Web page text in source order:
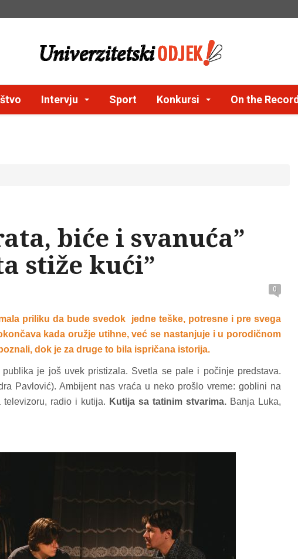
Intervju Sport Konkursi On the Record
biće i svanuća”
stiže kući”
0
priliku da bude svedok jedne teške, potresne i pre svega
kada oružje utihne, već se nastanjuje i u porodičnom
dok je za druge to bila ispričana istorija.
je još uvek pristizala. Svetla se pale i počinje predstava.
Pavlović). Ambijent nas vraća u neko prošlo vreme: goblini na
radio i kutija. Kutija sa tatinim stvarima. Banja Luka,